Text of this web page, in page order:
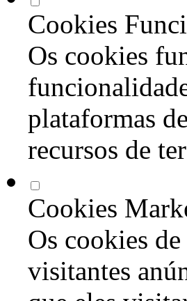
Cookies
Os cookies
plataformas
recursos de
Cookies
Os cookies
visitantes